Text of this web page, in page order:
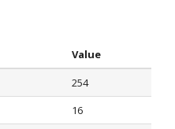
Value
254
16